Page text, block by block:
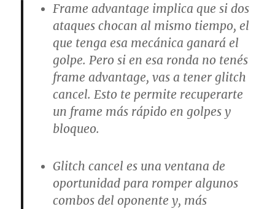
Frame advantage implica que si dos
ataques chocan al mismo tiempo, el
que tenga esa mecánica ganará el
golpe. Pero si en esa ronda no tenés
frame advantage, vas a tener glitch
cancel. Esto te permite recuperarte
un frame más rápido en golpes y
bloqueo.
Glitch cancel es una ventana de
oportunidad para romper algunos
combos del oponente y, más